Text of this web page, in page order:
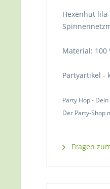
Hexenhut
Material: 100
Partyartikel -
Party Hop -
Der Party-Shop
Fragen